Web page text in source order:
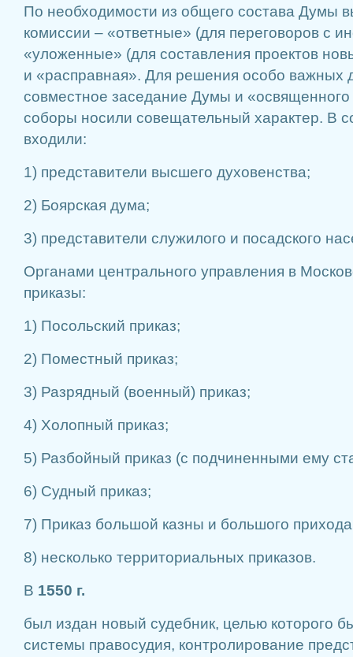
По необходимости из общего состава Думы
комиссии – «ответные» (для переговоров с
«уложенные» (для составления проектов
и «расправная». Для решения особо важных
совместное заседание Думы и
соборы носили совещательный характер. В
входили:
1) представители высшего духовенства;
2) Боярская дума;
3) представители служилого и посадского
Органами центрального управления в
приказы:
1) Посольский приказ;
2) Поместный приказ;
3) Разрядный (военный) приказ;
4) Холопный приказ;
5) Разбойный приказ (с подчиненными ему
6) Судный приказ;
7) Приказ большой казны и большого
8) несколько территориальных приказов.
В 1550 г.
был издан новый судебник, целью которого
системы правосудия, контролирование